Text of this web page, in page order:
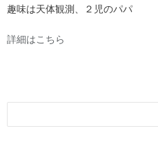
趣味は天体観測、２児のパパ
詳細はこちら